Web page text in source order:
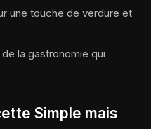
une touche de verdure et
la gastronomie qui
Simple mais